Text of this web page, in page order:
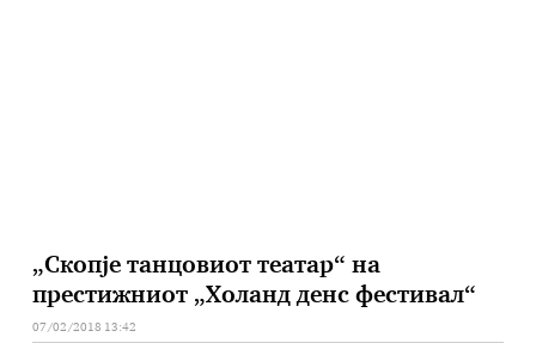
„Скопје танцовиот театар“ на
престижниот „Холанд денс фестивал“
07/02/2018 13:42